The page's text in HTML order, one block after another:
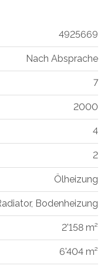
4925669
Nach Absprache
7
2000
4
2
Ölheizung
Bodenheizung
2'158 m²
6'404 m²